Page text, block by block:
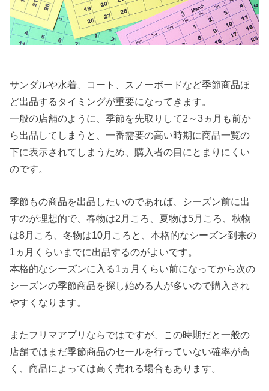
サンダルや水着、コート、スノーボードなど季節商品ほ
ど出品するタイミングが重要になってきます。
一般の店舗のように、季節を先取りして2～3ヵ月も前か
ら出品してしまうと、一番需要の高い時期に商品一覧の
下に表示されてしまうため、購入者の目にとまりにくい
のです。
季節もの商品を出品したいのであれば、シーズン前に出
すのが理想的で、春物は2月ころ、夏物は5月ころ、秋物
は8月ころ、冬物は10月ころと、本格的なシーズン到来の
1ヵ月くらいまでに出品するのがよいです。
本格的なシーズンに入る1ヵ月くらい前になってから次の
シーズンの季節商品を探し始める人が多いので購入され
やすくなります。
またフリマアプリならではですが、この時期だと一般の
店舗ではまだ季節商品のセールを行っていない確率が高
く、商品によっては高く売れる場合もあります。